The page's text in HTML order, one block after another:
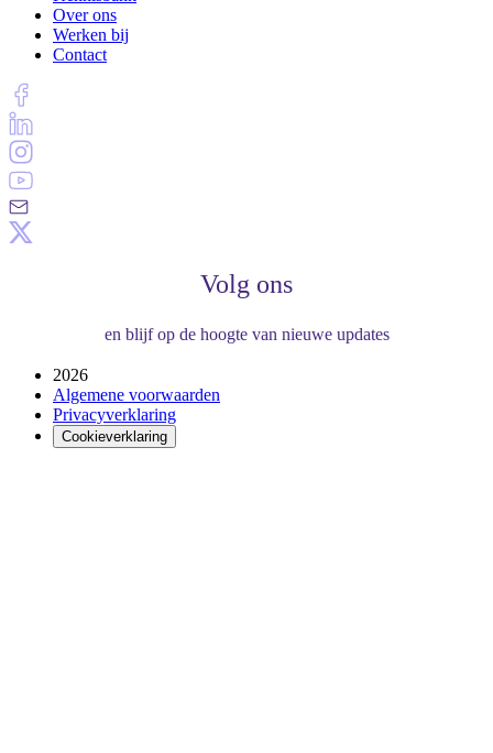
Over ons
Werken bij
Contact
Volg ons
en blijf op de hoogte van nieuwe updates
2026
Algemene voorwaarden
Privacyverklaring
Cookieverklaring